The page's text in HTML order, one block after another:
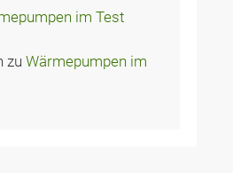
im Test
zuWärmepumpen im